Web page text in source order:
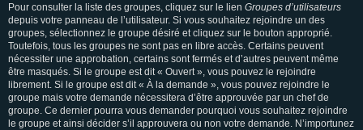
Pour consulter la liste des groupes, cliquez sur le lien Groupes d’utilisateurs
depuis votre panneau de l’utilisateur. Si vous souhaitez rejoindre un des
groupes, sélectionnez le groupe désiré et cliquez sur le bouton approprié.
Toutefois, tous les groupes ne sont pas en libre accès. Certains peuvent
nécessiter une approbation, certains sont fermés et d’autres peuvent même
être masqués. Si le groupe est dit « Ouvert », vous pouvez le rejoindre
librement. Si le groupe est dit « À la demande », vous pouvez rejoindre le
groupe mais votre demande nécessitera d’être approuvée par un chef de
groupe. Ce dernier pourra vous demander pourquoi vous souhaitez rejoindre
le groupe et ainsi décider s’il approuvera ou non votre demande. N’importunez